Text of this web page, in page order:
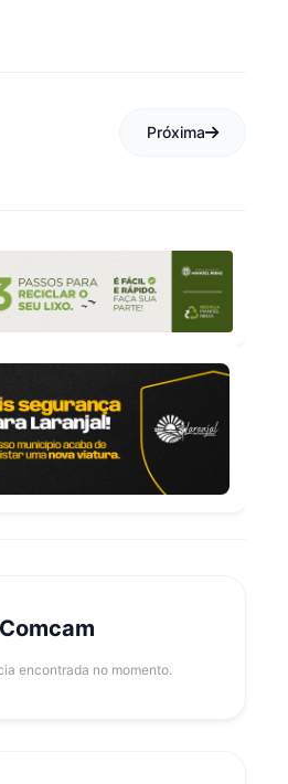
Próxima
encontrada no momento.